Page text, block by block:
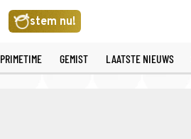
stem nu!
PRIMETIME GEMIST LAATSTE NIEUWS